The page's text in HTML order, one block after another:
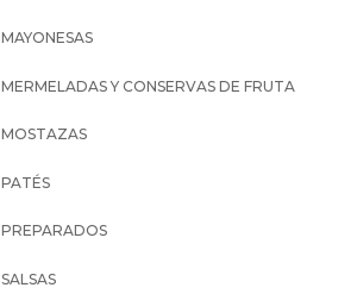
MAYONESAS
MERMELADAS Y CONSERVAS DE FRUTA
MOSTAZAS
PATÉS
PREPARADOS
SALSAS